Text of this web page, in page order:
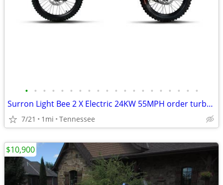
• • • • • • • • • • • • • • • • • • • •
Surron Light Bee 2 X Electric 24KW 55MPH order turbopowerspowersport
7/21 1mi Tennessee
$10,900